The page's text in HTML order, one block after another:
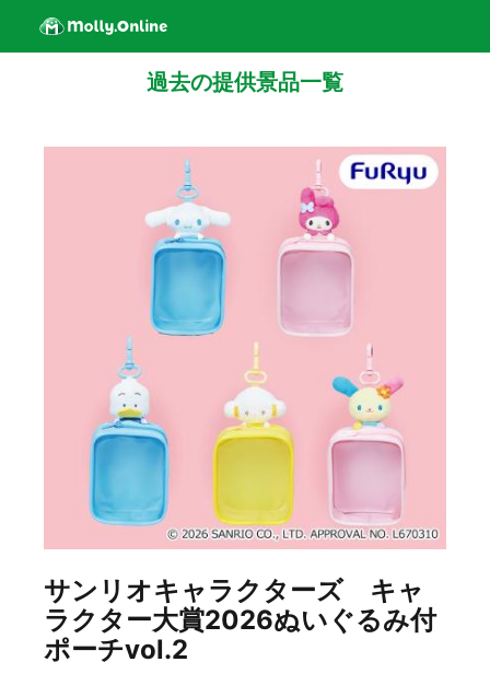
過去の提供景品一覧
サンリオキャラクターズ キャ
ラクター大賞2026ぬいぐるみ付
ポーチvol.2